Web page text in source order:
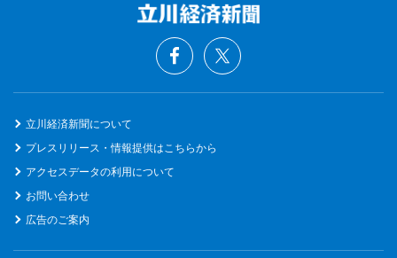
立川経済新聞について
プレスリリース・情報提供はこちらから
アクセスデータの利用について
お問い合わせ
広告のご案内